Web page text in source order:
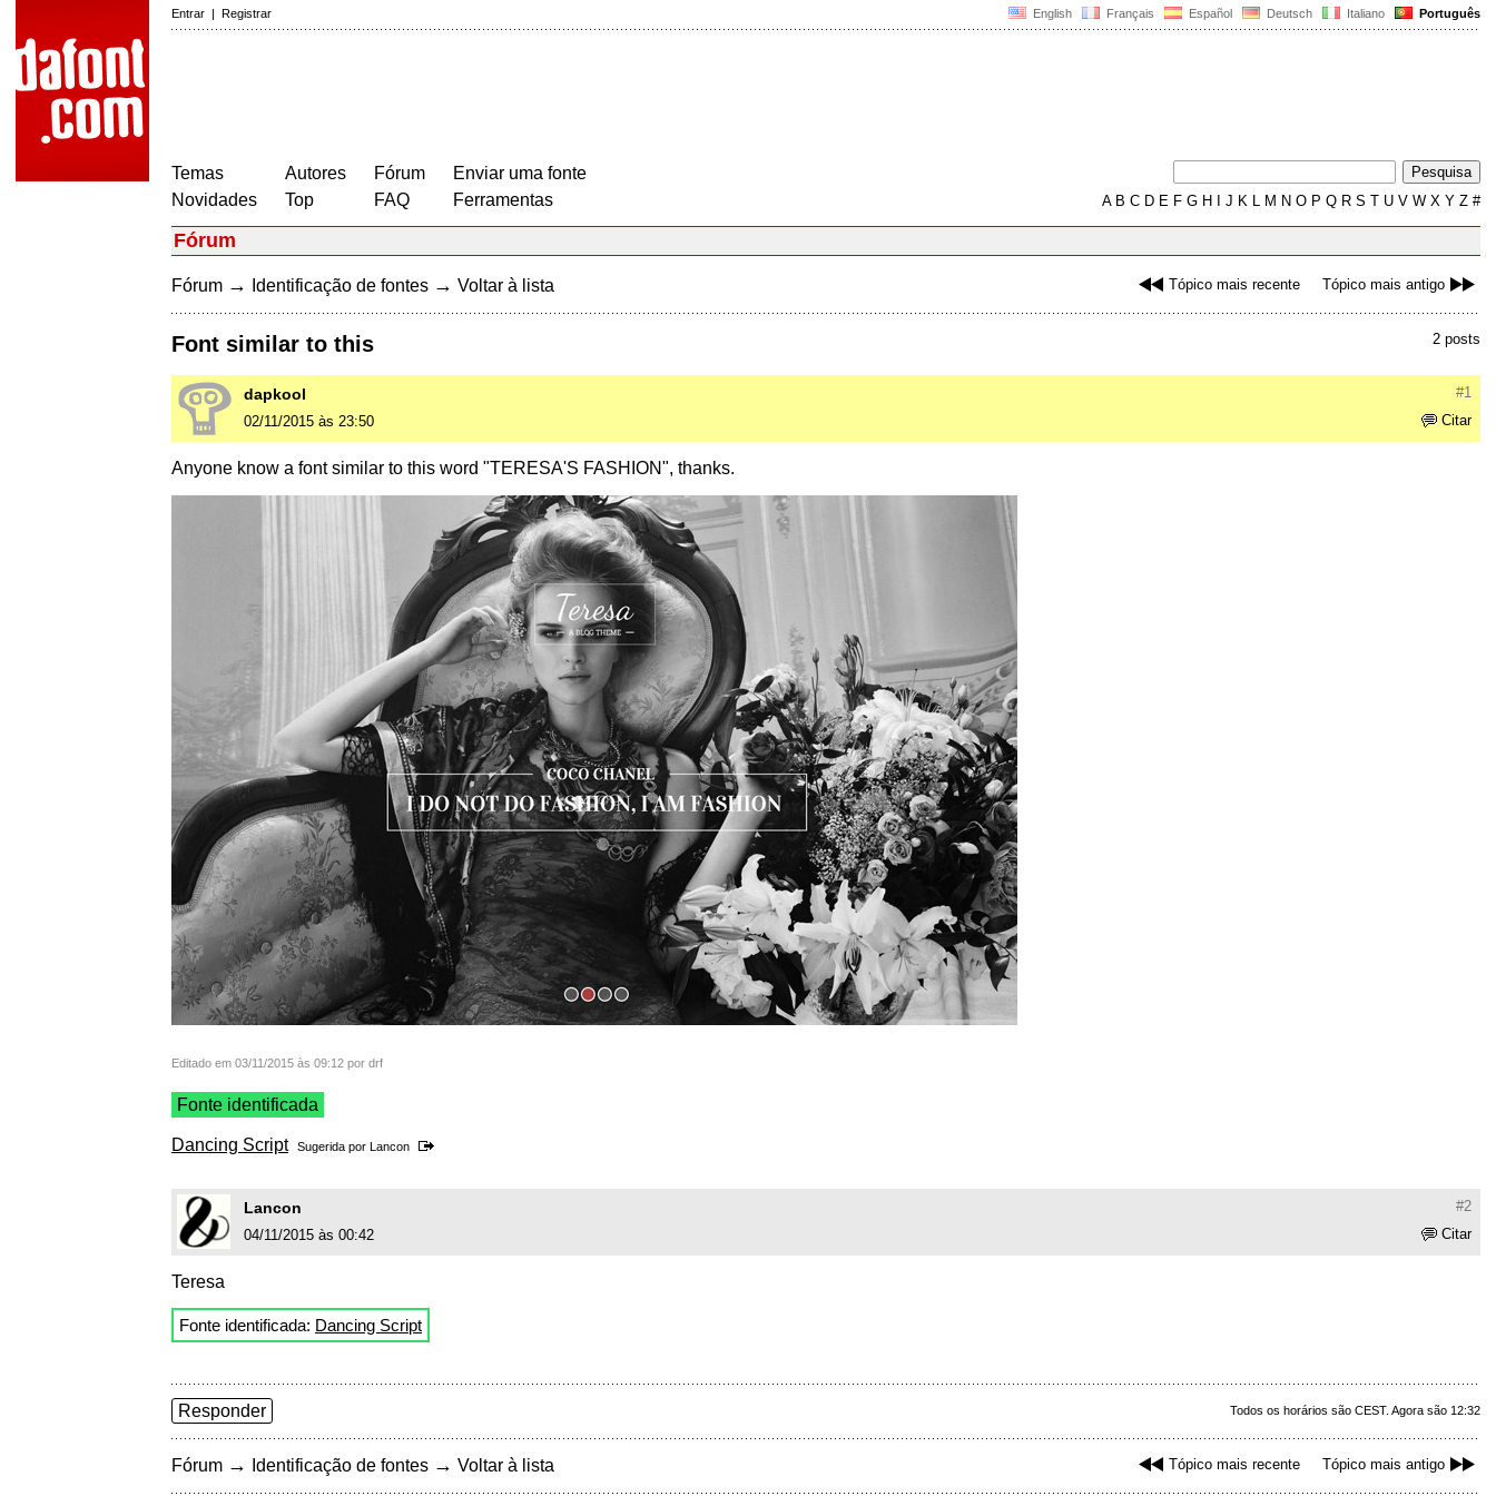
English Français Español Deutsch Italiano Português
Entrar | Registrar
Temas
Novidades
Autores
Top
Fórum
FAQ
Enviar uma fonte
Ferramentas
AB C D E F G H J K L M N O P Q R S T U V W X Y Z #
Fórum
Tópico mais recente Tópico mais antigo
Fórum → Identificação de fontes → Voltar à lista
2 posts
Font similar to this
#1
dapkool
Citar
02/11/2015 às 23:50
Anyone know a font similar to this word "TERESA'S FASHION", thanks.
Editado em 03/11/2015 às 09:12 por drf
Fonte identificada
Dancing Script Sugerida por Lancon
#2
Lancon
Citar
04/11/2015 às 00:42
Teresa
Fonte identificada: Dancing Script
Todos os horários são CEST. Agora são 12:32
Responder
Tópico mais recente Tópico mais antigo
Fórum → Identificação de fontes → Voltar à lista